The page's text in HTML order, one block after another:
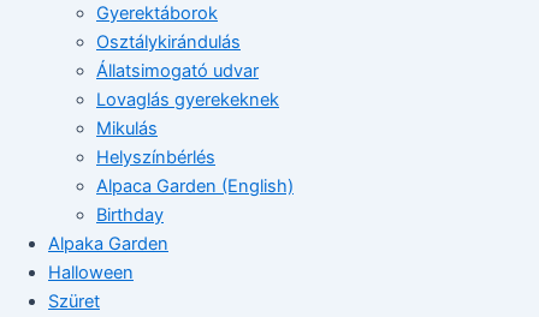
Gyerektáborok
Osztálykirándulás
Állatsimogató udvar
Lovaglás gyerekeknek
Mikulás
Helyszínbérlés
Alpaca Garden (English)
Birthday
Alpaka Garden
Halloween
Szüret